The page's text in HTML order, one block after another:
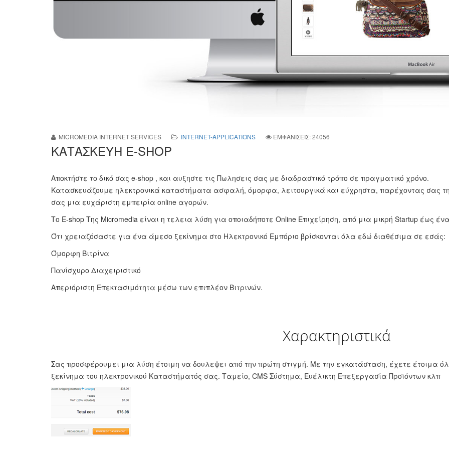
MICROMEDIA INTERNET SERVICES INTERNET-APPLICATIONS ΕΜΦΑΝΊΣΕΙΣ: 24056
ΚΑΤΑΣΚΕΥΗ E-SHOP
Αποκτήστε το δικό σας e-shop , και αυξηστε τις Πωλησεις σας με διαδραστικό τρόπο σε πραγματικό χρόνο.
Κατασκευάζουμε ηλεκτρονικά καταστήματα ασφαλή, όμορφα, λειτουργικά και εύχρηστα, παρέχοντας σας
σας μια ευχάριστη εμπειρία online αγορών.
Το E-shop Της Micromedia είναι η τελεια λύση για οποιαδήποτε Online Επιχείρηση, από μια μικρή Startup έως
Ότι χρειαζόσαστε για ένα άμεσο ξεκίνημα στο Ηλεκτρονικό Εμπόριο βρίσκονται όλα εδώ διαθέσιμα σε εσάς:
Όμορφη Βιτρίνα
Πανίσχυρο Διαχειριστικό
Απεριόριστη Επεκτασιμότητα μέσω των επιπλέον Βιτρινών.
Χαρακτηριστικά
Σας προσφέρουμει μια λύση έτοιμη να δουλεψει από την πρώτη στιγμή. Με την εγκατάσταση, έχετε
ξεκίνημα του ηλεκτρονικού Καταστήματός σας. Ταμείο, CMS Σύστημα, Ευέλικτη Επεξεργασία Προϊόντων κλπ